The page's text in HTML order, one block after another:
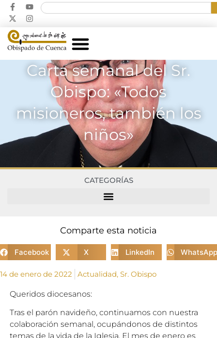
Carta semanal del Sr.
Obispo: «Todos
misioneros, también los
niños»
CATEGORÍAS
Comparte esta noticia
Facebook X LinkedIn WhatsApp
14 de enero de 2022 Actualidad, Sr. Obispo
Queridos diocesanos:
Tras el parón navideño, continuamos con nuestra
colaboración semanal, ocupándonos de distintos
temas de la vida de la Iglesia. El mes de enero es